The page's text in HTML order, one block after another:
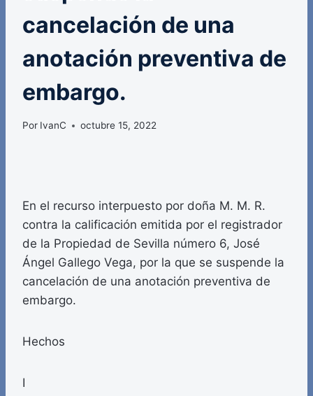
cancelación de una
anotación preventiva de
embargo.
Por IvanC octubre 15, 2022
En el recurso interpuesto por doña M. M. R.
contra la calificación emitida por el registrador
de la Propiedad de Sevilla número 6, José
Ángel Gallego Vega, por la que se suspende la
cancelación de una anotación preventiva de
embargo.
Hechos
I